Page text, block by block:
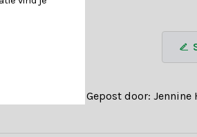
Gepost door: Jennine